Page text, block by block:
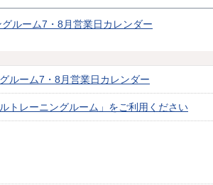
グルーム7・8月営業日カレンダー
ルーム7・8月営業日カレンダー
ルトレーニングルーム」をご利用ください